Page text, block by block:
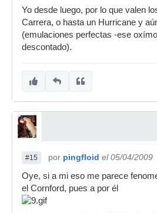
Yo desde luego, por lo que valen
Carrera, o hasta un Hurricane y
(emulaciones perfectas -ese
descontado).
#15 por pingfloid el 05/04/2009
Oye, si a mi eso me parece
el Cornford, pues a por él